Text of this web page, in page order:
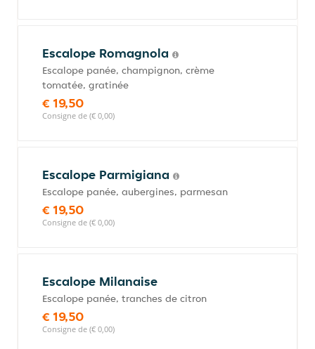
Escalope Romagnola
Escalope panée, champignon, crème
tomatée, gratinée
€ 19,50
Consigne de (€ 0,00)
Escalope Parmigiana
Escalope panée, aubergines, parmesan
€ 19,50
Consigne de (€ 0,00)
Escalope Milanaise
Escalope panée, tranches de citron
€ 19,50
Consigne de (€ 0,00)